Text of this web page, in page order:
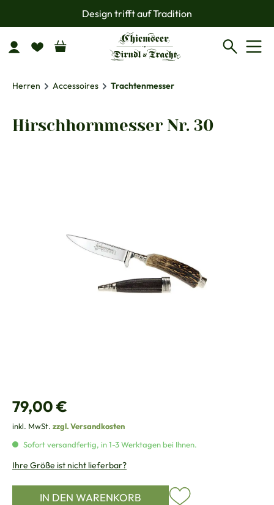
Zum Hauptinhalt springenDesign trifft auf Tradition
Herren Accessoires Trachtenmesser
Hirschhornmesser Nr. 30
Regulärer Preis:
79,00 €
inkl. MwSt. zzgl. Versandkosten
Sofort versandfertig, in 1-3 Werktagen bei Ihnen.
Ihre Größe ist nicht lieferbar?
IN DEN WARENKORB